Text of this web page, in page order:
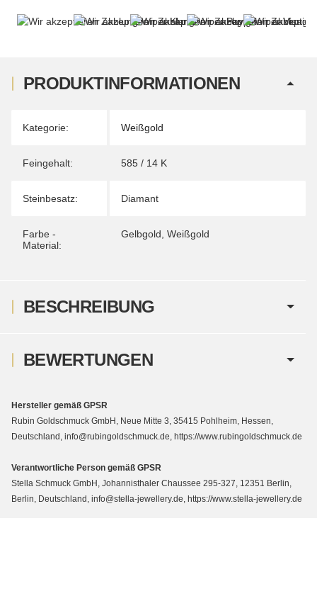
PRODUKTINFORMATIONEN
Produkteigenschaft
Wert
Kategorie: Weißgold
Feingehalt: 585 / 14 K
Steinbesatz: Diamant
Farbe -
Material:
Gelbgold Weißgold
BESCHREIBUNG
BEWERTUNGEN
Hersteller gemäß GPSR
Rubin Goldschmuck GmbH, Neue Mitte 3, 35415 Pohlheim, Hessen,
Deutschland, info@rubingoldschmuck.de, https://www.rubingoldschmuck.de
Verantwortliche Person gemäß GPSR
Stella Schmuck GmbH, Johannisthaler Chaussee 295-327, 12351 Berlin,
Berlin, Deutschland, info@stella-jewellery.de, https://www.stella-jewellery.de